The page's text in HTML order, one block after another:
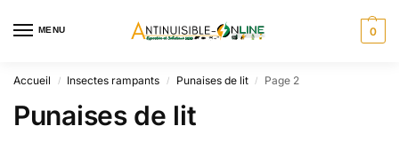
MENU 0
Accueil / Insectes rampants / Punaises de lit / Page 2
Punaises de lit